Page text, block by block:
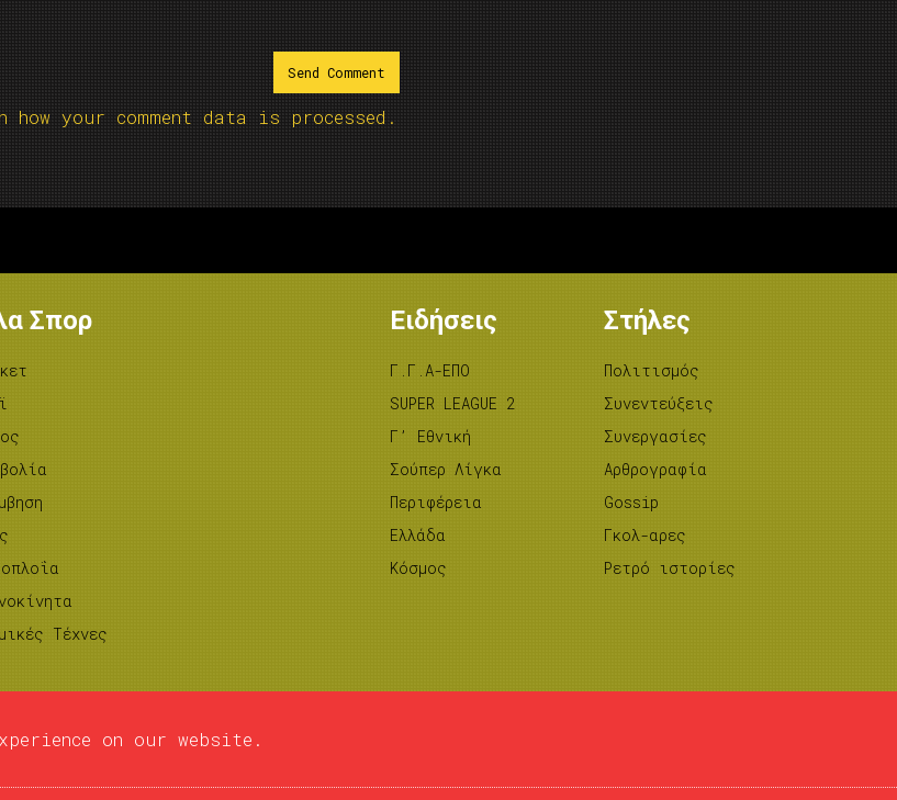
how your comment data is processed.
Σπορ
Τέχνες
Ειδήσεις
Γ.Γ.Α-ΕΠΟ
SUPER LEAGUE 2
Γ’ Εθνική
Σούπερ Λίγκα
Περιφέρεια
Ελλάδα
Κόσμος
Στήλες
Πολιτισμός
Συνεντεύξεις
Συνεργασίες
Αρθρογραφία
Gossip
Γκολ-αρες
Ρετρό ιστορίες
on our website.